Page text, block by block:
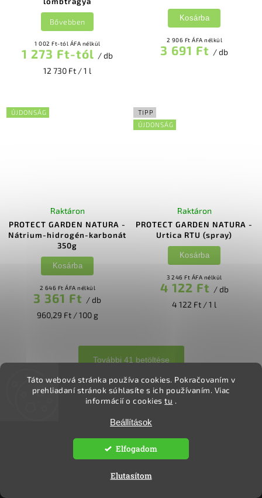
Táto webová stránka používa cookies. Pokračovaním v
prehliadaní stránok súhlasíte s ich používaním. Viac
informácií o cookiestu .
Beállítások
Elutasítom
Elfogadom
1 002 Ft-tól ÁFA nélkül
1 273 Ft-tól / db
12 730 Ft / 1 l
Bővebben
2 906 Ft ÁFA nélkül
3 691 Ft / db
Kosárba
ÚJDONSÁG
PROTECT GARDEN NATURA -
Nátrium-hidrogén-karbonát
350g
Raktáron
2 646 Ft ÁFA nélkül
3 361 Ft / db
960,29 Ft / 100 g
Kosárba
TIPP
ÚJDONSÁG
PROTECT GARDEN NATURA -
Urtica RTU (spray)
Raktáron
3 246 Ft ÁFA nélkül
4 122 Ft / db
4 122 Ft / 1 l
Kosárba
További 41 betöltése
1 2
Fel